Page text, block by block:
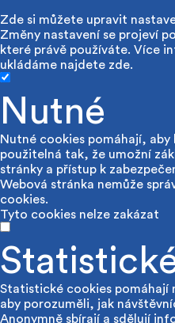
Zde si můžete upravit
Změny nastavení se projeví
které právě používáte. Více
ukládáme najdete zde.
Nutné
Nutné cookies pomáhají, aby
použitelná tak, že umožní
stránky a přístup k
Webová stránka nemůže
cookies.
Tyto cookies nelze zakázat
Statistické cookies pomáhají
aby porozuměli, jak
Anonymně sbírají a sdělují